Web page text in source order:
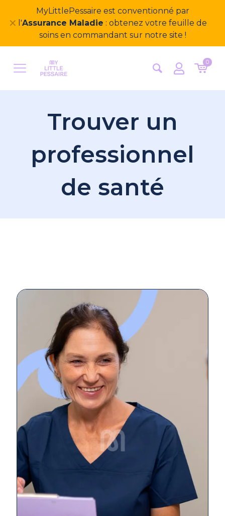
MyLittlePessaire est conventionné par
l'Assurance Maladie : obtenez votre feuille de
soins en commandant sur notre site !
✕
0
Trouver un
professionnel
de santé